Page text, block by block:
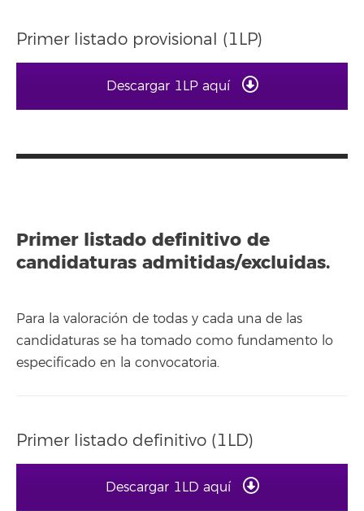
Primer listado provisional (1LP)
Descargar 1LP aquí
Primer listado definitivo de
candidaturas admitidas/excluidas.
Para la valoración de todas y cada una de las
candidaturas se ha tomado como fundamento lo
especificado en la convocatoria.
Primer listado definitivo (1LD)
Descargar 1LD aquí